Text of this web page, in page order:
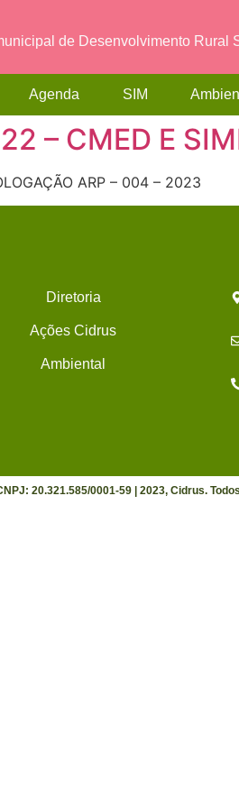
de Desenvolvimento Rural
Agenda SIM
– CMED E
ARP – 004 – 2023
Diretoria
Ações Cidrus
Ambiental
20.321.585/0001-59 | 2023, Cidrus.